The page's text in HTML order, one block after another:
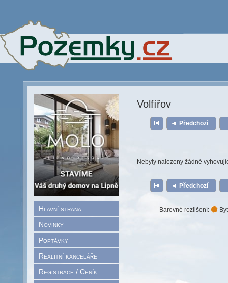
Hlavní strana
Novinky
Poptávky
Realitní kanceláře
Registrace / Ceník
Volfířov
Předchozí
Nebyly nalezeny žádné
Předchozí
Barevné rozlišení: